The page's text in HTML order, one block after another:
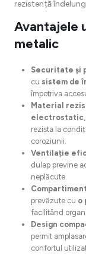
rezistență
Avantajele
metalic
Securitate și
cu sistem de
împotriva
Material
electrostatic
rezista la
coroziunii.
Ventilație
dulap previne
neplăcute.
prevăzute cu o
facilitând
Design
permit
confortul